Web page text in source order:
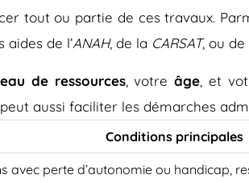
tout ou partie de ces travaux.
aides de l’ANAH, de la CARSAT, ou de
de ressources, votre âge , et
aussi faciliter les démarches
Conditions principales
avec perte d’autonomie ou handicap,